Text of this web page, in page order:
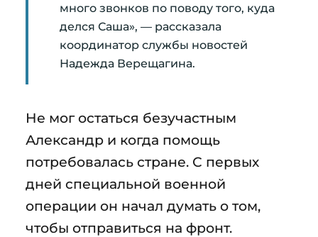
много звонков по поводу того, куда
делся Саша», — рассказала
координатор службы новостей
Надежда Верещагина.
Не мог остаться безучастным
Александр и когда помощь
потребовалась стране. С первых
дней специальной военной
операции он начал думать о том,
чтобы отправиться на фронт.